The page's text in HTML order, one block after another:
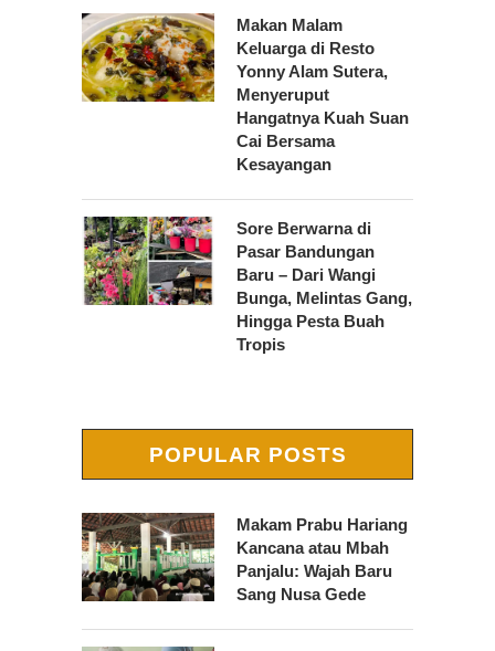
Makan Malam
Keluarga di Resto
Yonny Alam Sutera,
Menyeruput
Hangatnya Kuah Suan
Cai Bersama
Kesayangan
Sore Berwarna di
Pasar Bandungan
Baru – Dari Wangi
Bunga, Melintas Gang,
Hingga Pesta Buah
Tropis
POPULAR POSTS
Makam Prabu Hariang
Kancana atau Mbah
Panjalu: Wajah Baru
Sang Nusa Gede